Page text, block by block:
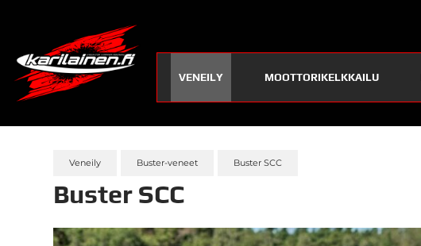
VENEILY MOOTTORIKELKKAILU
Veneily Buster-veneet Buster SCC
Buster SCC